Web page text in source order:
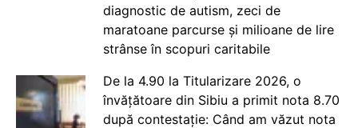
diagnostic de autism, zeci de
maratoane parcurse și milioane de lire
strânse în scopuri caritabile
De la 4.90 la Titularizare 2026, o
învățătoare din Sibiu a primit nota 8.70
după contestație: Când am văzut nota